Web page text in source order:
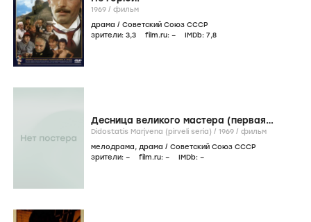
1969 / фильм
драма / Советский Союз СССР
зрители: 3,3 film.ru: – IMDb: 7,8
Десница великого мастера (первая
серия)
Didostatis Marjvena (pirveli seria) / 1969 / фильм
мелодрама, драма / Советский Союз СССР
зрители: – film.ru: – IMDb: –